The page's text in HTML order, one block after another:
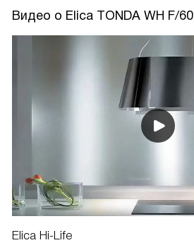
Видео о Elica TONDA WH F/60
Elica Hi-Life